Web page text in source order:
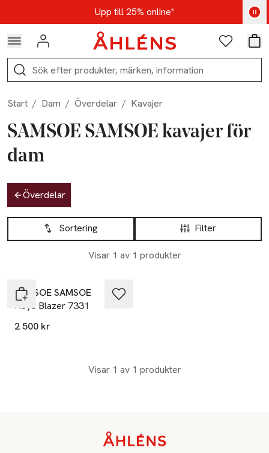
Hoppa till navigationsmenynUpp till 25% online*
Kod: AUG25 - Shoppa nu
Logga in Favoriter
Sök
Start / Dam / Överdelar / Kavajer
SAMSOE SAMSOE kavajer för
dam
Hoppa till produktsidan
Överdelar
Hoppa till produktsidan
Filter
Sortering
Visar 1 av 1 produkter
Lista över produkter
SAMSOE SAMSOE
Hoys Blazer 7331
2 500 kr
Visar 1 av 1 produkter